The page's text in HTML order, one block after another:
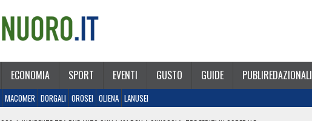
ECONOMIA SPORT EVENTI GUSTO GUIDE PUBLIREDAZIONALI
MACOMER DORGALI OROSEI OLIENA LANUSEI